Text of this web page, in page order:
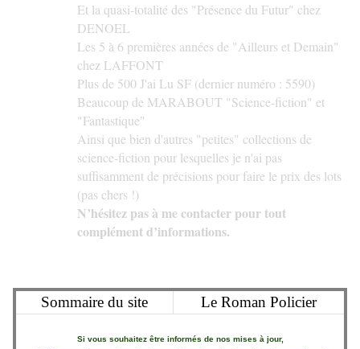
Et la quasi-totalité des "Présence du Futur" chez
DENOEL
Les 5 à 6 premières années de "Ailleurs et Demain"
chez LAFFONT
Plus de 500 J'ai Lu SF (dernier numéro : 5590)
Beaucoup de MARABOUT "Science-fiction" et
"Fantastique"
Ainsi que bien d'autres "petites" collections de
science-fiction pour lesquelles je n'ai pas
suffisamment de précisions pour faire le prix des lots
(pas chers !)
N’hésitez pas à me contacter pour tout
complément d’informations.
Sommaire du site Le Roman Policier
Si vous souhaitez être informés de nos mises à jour,